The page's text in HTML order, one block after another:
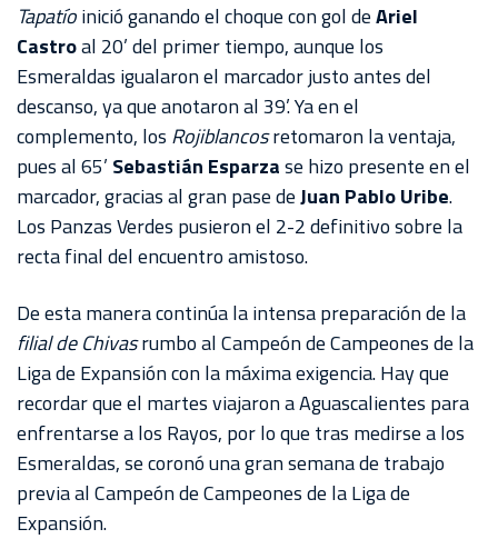
Tapatíoinició ganando el choque con gol deAriel
Castroal 20’ del primer tiempo, aunque los
Esmeraldas igualaron el marcador justo antes del
descanso, ya que anotaron al 39’. Ya en el
complemento, los Rojiblancosretomaron la ventaja,
pues al 65’ Sebastián Esparzase hizo presente en el
marcador, gracias al gran pase deJuan Pablo Uribe.
Los Panzas Verdes pusieron el 2-2 definitivo sobre la
recta final del encuentro amistoso.
De esta manera continúa la intensa preparación de la
filialde Chivasrumbo al Campeón de Campeones de la
Liga de Expansión con la máxima exigencia. Hay que
recordar que el martes viajaron a Aguascalientes para
enfrentarse a los Rayos, por lo que tras medirse a los
Esmeraldas, se coronó una gran semana de trabajo
previa al Campeón de Campeones de la Liga de
Expansión.